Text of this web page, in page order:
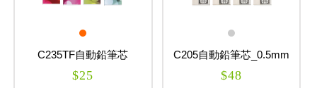
C235TF自動鉛筆芯
_0.5mm
$25
C205自動鉛筆芯_0.5mm
$48